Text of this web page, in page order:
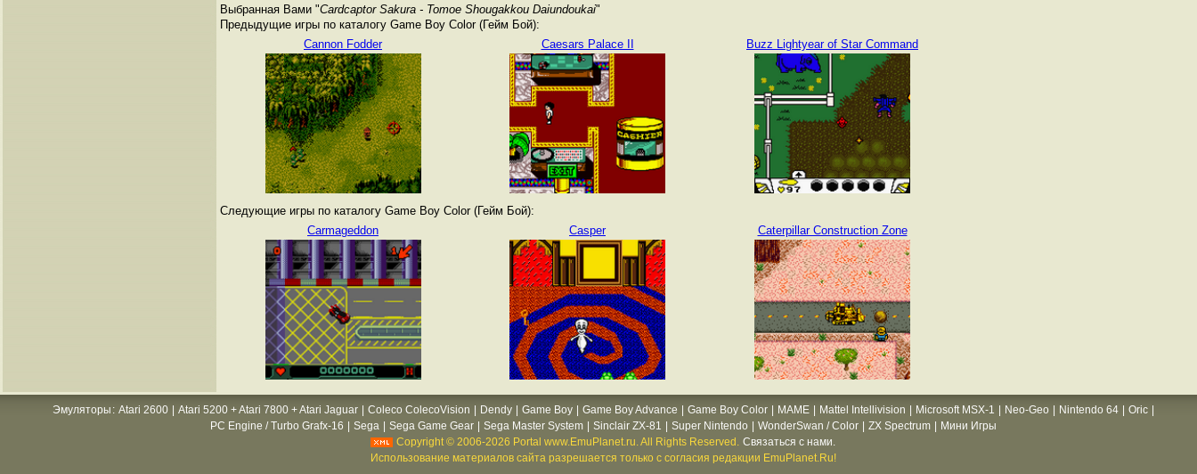
Выбранная Вами "Cardcaptor Sakura - Tomoe Shougakkou Daiundoukai"
Предыдущие игры по каталогу Game Boy Color (Гейм Бой):
Cannon Fodder
Caesars Palace II Buzz Lightyear of Star Command
Следующие игры по каталогу Game Boy Color (Гейм Бой):
Carmageddon
Casper Caterpillar Construction Zone
Эмуляторы : Atari 2600 Atari 5200 + Atari 7800 + Atari Jaguar Coleco ColecoVision Dendy Game Boy Game Boy Advance Game Boy Color MAME Mattel Intellivision Microsoft MSX-1 Neo-Geo Nintendo 64 Oric
PC Engine / Turbo Grafx-16
Sega Sega Game Gear Sega Master System Sinclair ZX-81 Super Nintendo WonderSwan / Color ZX Spectrum
Мини Игры
Copyright © 2006-2026 Portal www.EmuPlanet.ru. All Rights Reserved. Связаться с нами.
Использование материалов сайта разрешается только с согласия редакции EmuPlanet.Ru!